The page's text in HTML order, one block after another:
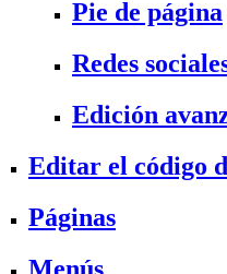
Pie de página
Redes
Edición
Editar el código
Páginas